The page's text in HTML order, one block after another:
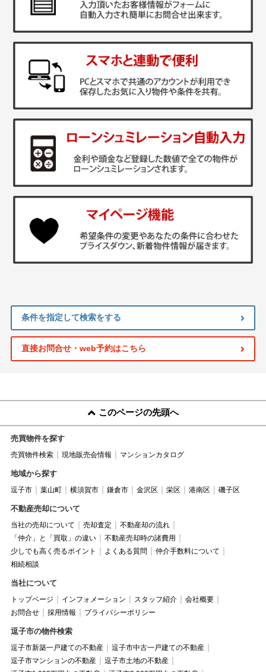
条件を指定して検索をする
直接お問合せ・web予約はこちら
このページの先頭へ
売買物件を探す
売買物件検索 現地販売会情報 マンションカタログ
地域から探す
逗子市 葉山町 横須賀市 鎌倉市 金沢区 栄区 港南区 磯子区
不動産売却について
当社の売却について 売却査定
不動産却の流れ
「仲介」と「買取」の違い
不動産売却時の諸費用
少しでも高く売るポイント
よくある質問
仲介手数料について
相続相談
当社について
トップページ インフォメーション スタッフ紹介
会社概要
お問合せ
採用情報 プライバシーポリシー
逗子市の物件検索
逗子市新築一戸建ての不動産
逗子市中古一戸建ての不動産
逗子市マンションの不動産
逗子市土地の不動産